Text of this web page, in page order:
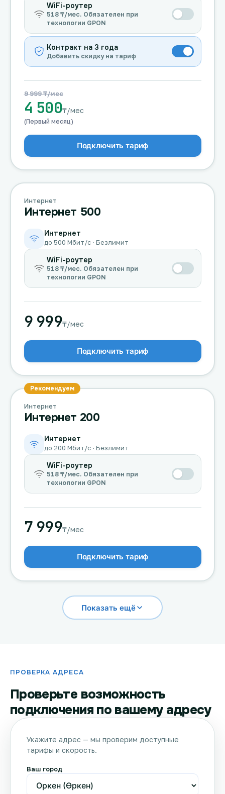
WiFi-роутер
518 ₸/мес. Обязателен при
технологии GPON
Контракт на 3 года
Добавить скидку на тариф
9 999 ₸/мес
4 500₸/мес
(Первый месяц)
Подключить тариф
Интернет
Интернет 500
Интернет
до 500 Мбит/с · Безлимит
WiFi-роутер
518 ₸/мес. Обязателен при
технологии GPON
9 999₸/мес
Подключить тариф
Рекомендуем
Интернет
Интернет 200
Интернет
до 200 Мбит/с · Безлимит
WiFi-роутер
518 ₸/мес. Обязателен при
технологии GPON
7 999₸/мес
Подключить тариф
Показать ещё
ПРОВЕРКА АДРЕСА
Проверьте возможность
подключения по вашему адресу
Укажите адрес — мы проверим доступные
тарифы и скорость.
Ваш город